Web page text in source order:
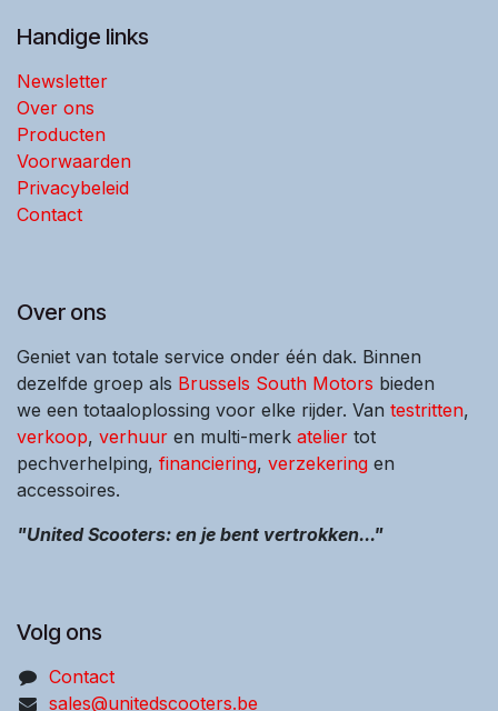
Handige links
Newsletter
Over ons
Producten
Voorwaarden
Privacybeleid
Contact
Over ons
Geniet van totale service onder één dak. Binnen
dezelfde groep als Brussels South Motors bieden
we een totaaloplossing voor elke rijder. Van testritten,
verkoop, verhuur en multi-merk atelier tot
pechverhelping, financiering, verzekering en
accessoires.
"United Scooters: en je bent vertrokken..."
Volg ons
Contact
sales@unitedscooters.be